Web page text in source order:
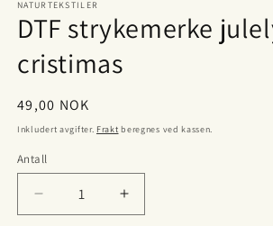
1
i
modal
NATURTEKSTILER
DTF strykemerke
cristimas
Vanlig
pris
49,00 NOK
Inkludert avgifter. Frakt beregnes ved kassen.
Antall
Antall
antallet
Øk
antallet